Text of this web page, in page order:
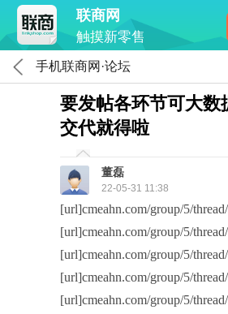
联商网
触摸新零售
手机联商网·论坛
要发帖各环节可大数
交代就得啦
董磊
22-05-31 11:38
[url]cmeahn.com/group/5/
[url]cmeahn.com/group/5/
[url]cmeahn.com/group/5/
[url]cmeahn.com/group/5/
[url]cmeahn.com/group/5/